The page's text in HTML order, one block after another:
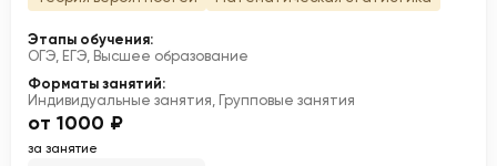
Этапы обучения:
ОГЭ, ЕГЭ, Высшее образование
Форматы занятий:
Индивидуальные занятия, Групповые занятия
от 1000 ₽
за занятие